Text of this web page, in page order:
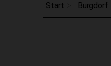
Start Burgdorf